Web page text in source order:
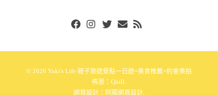
© 2026 Yuki's Life 親子旅遊景點一日遊×美食推薦×約會美拍
佈景： Quill
網頁設計： 阿腸網頁設計